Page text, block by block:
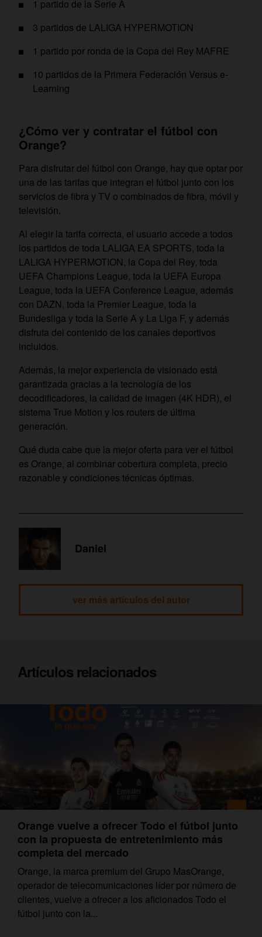
1 partido de la Serie A
3 partidos de LALIGA HYPERMOTION
1 partido por ronda de la Copa del Rey MAFRE
10 partidos de la Primera Federación Versus e-
Learning
¿Cómo ver y contratar el fútbol con
Orange?
Para disfrutar del fútbol con Orange, hay que optar por
una de las tarifas que integran el fútbol junto con los
servicios de fibra y TV o combinados de fibra, móvil y
televisión.
Al elegir la tarifa correcta, el usuario accede a todos
los partidos de toda LALIGA EA SPORTS, toda la
LALIGA HYPERMOTION, la Copa del Rey, toda
UEFA Champions League, toda la UEFA Europa
League, toda la UEFA Conference League, además
con DAZN, toda la Premier League, toda la
Bundesliga y toda la Serie A y La Liga F, y además
disfruta del contenido de los canales deportivos
incluidos.
Además, la mejor experiencia de visionado está
garantizada gracias a la tecnología de los
decodificadores, la calidad de imagen (4K HDR), el
sistema True Motion y los routers de última
generación.
Qué duda cabe que la mejor oferta para ver el fútbol
es Orange, al combinar cobertura completa, precio
razonable y condiciones técnicas óptimas.
Daniel
ver más artículos del autor
Artículos relacionados
Orange vuelve a ofrecer Todo el fútbol junto
con la propuesta de entretenimiento más
completa del mercado
Orange, la marca premium del Grupo MasOrange,
operador de telecomunicaciones líder por número de
clientes, vuelve a ofrecer a los aficionados Todo el
fútbol junto con la...